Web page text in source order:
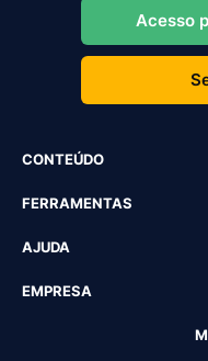
Acesso
CONTEÚDO
FERRAMENTAS
AJUDA
EMPRESA